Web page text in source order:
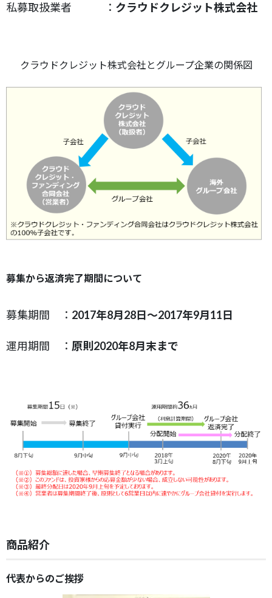
私募取扱業者 ： クラウドクレジット株式会社
クラウドクレジット株式会社とグループ企業の関係図
募集から返済完了期間について
募集期間 ： 2017年8月28日～2017年9月11日
運用期間 ： 原則2020年8月末まで
商品紹介
代表からのご挨拶